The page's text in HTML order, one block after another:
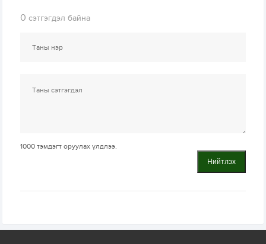
0 сэтгэгдэл байна
1000 тэмдэгт оруулах үлдлээ.
Нийтлэх